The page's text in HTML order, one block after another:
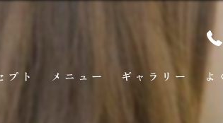
プト メニュー ギャラリー よ